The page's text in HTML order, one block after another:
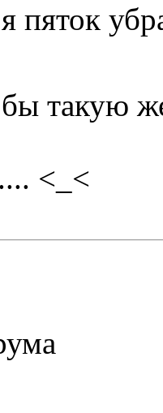
пяток
такую
<_<